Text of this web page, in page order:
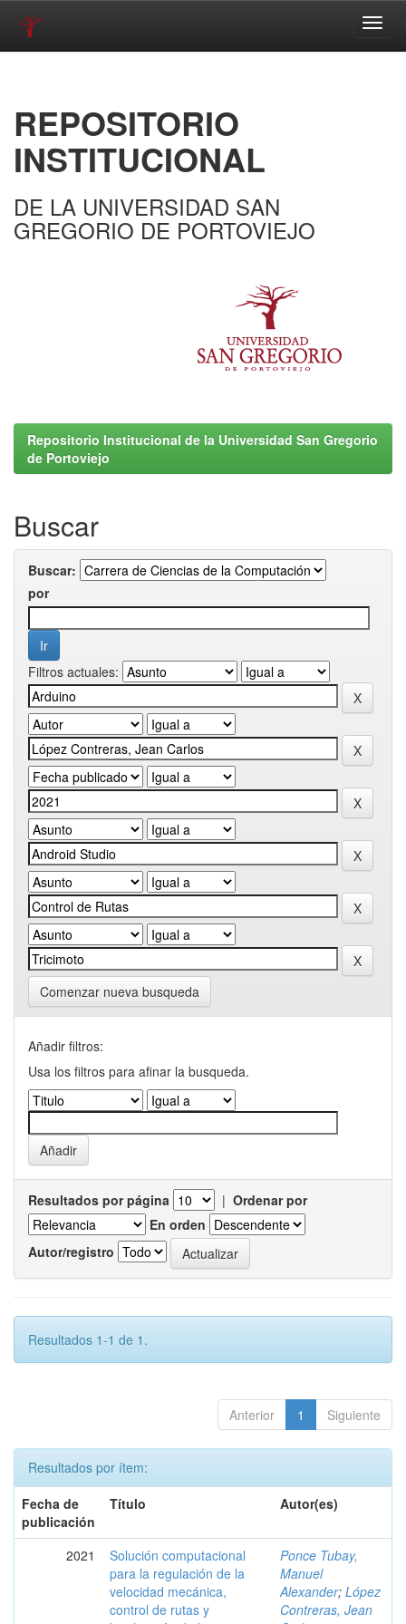
REPOSITORIO
INSTITUCIONAL
DE LA UNIVERSIDAD SAN
GREGORIO DE PORTOVIEJO
Repositorio Institucional de la Universidad San Gregorio
de Portoviejo
Buscar
Buscar:
por
Filtros actuales:
Comenzar nueva busqueda
Añadir filtros:
Usa los filtros para afinar la busqueda.
Resultados por página | Ordenar por
En orden
Autor/registro
Resultados 1-1 de 1.
Anterior 1 Siguiente
Resultados por ítem:
Fecha de
publicación
Título Autor(es)
2021
Solución computacional
para la regulación de la
velocidad mecánica,
control de rutas y
Ponce Tubay,
Manuel
Alexander; López
Contreras, Jean